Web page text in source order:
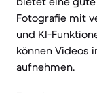
Fotografie mit
und KI-
können Videos
aufnehmen.